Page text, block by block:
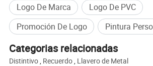
Logo De Marca
Logo De PVC
Promoción De Logo
Pintura
Categorias relacionadas
Distintivo, Recuerdo, Llavero de Metal